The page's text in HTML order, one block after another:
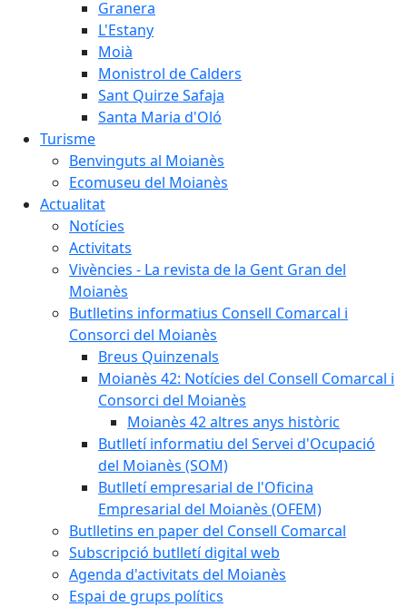
Granera
L'Estany
Moià
Monistrol de Calders
Sant Quirze Safaja
Santa Maria d'Oló
Turisme
Benvinguts al Moianès
Ecomuseu del Moianès
Actualitat
Notícies
Activitats
Vivències - La revista de la Gent Gran del
Moianès
Butlletins informatius Consell Comarcal i
Consorci del Moianès
Breus Quinzenals
Moianès 42: Notícies del Consell Comarcal i
Consorci del Moianès
Moianès 42 altres anys històric
Butlletí informatiu del Servei d'Ocupació
del Moianès (SOM)
Butlletí empresarial de l'Oficina
Empresarial del Moianès (OFEM)
Butlletins en paper del Consell Comarcal
Subscripció butlletí digital web
Agenda d'activitats del Moianès
Espai de grups polítics